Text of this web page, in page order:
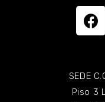
SEDE
Piso 3